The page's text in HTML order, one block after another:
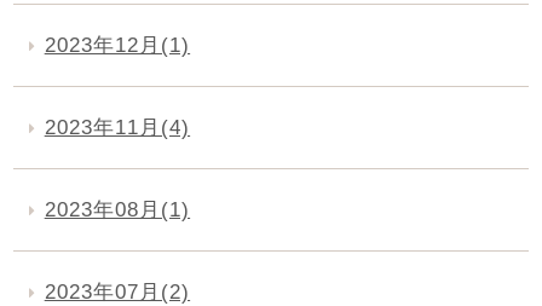
2023年12月(1)
2023年11月(4)
2023年08月(1)
2023年07月(2)